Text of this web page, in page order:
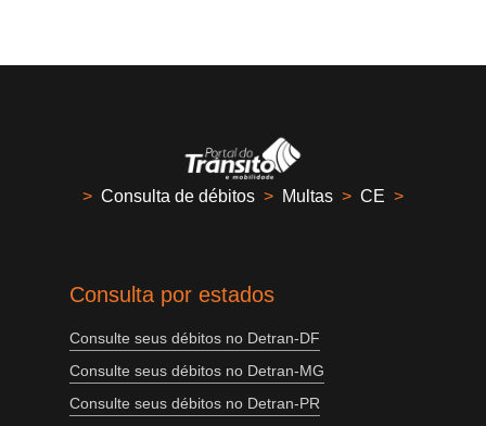
> Consulta de débitos > Multas > CE >
Consulta por estados
Consulte seus débitos no Detran-DF
Consulte seus débitos no Detran-MG
Consulte seus débitos no Detran-PR